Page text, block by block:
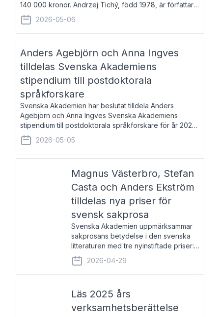
140 000 kronor. Andrzej Tichý, född 1978, är författare
och kulturskribent. Han debuterade 2005 med den
lovordade romanen Sex liter l
2026-05-06
Anders Agebjörn och Anna Ingves
tilldelas Svenska Akademiens
stipendium till postdoktorala
språkforskare
Svenska Akademien har beslutat tilldela Anders
Agebjörn och Anna Ingves Svenska Akademiens
stipendium till postdoktorala språkforskare för år 2026.
Stipendiebeloppet är 75 000 kronor per mottagare.
Anders Agebjörn, född 1984, är universitet
2026-05-05
Magnus Västerbro, Stefan
Casta och Anders Ekström
tilldelas nya priser för
svensk sakprosa
Svenska Akademien uppmärksammar
sakprosans betydelse i den svenska
litteraturen med tre nyinstiftade priser:
Svenska Akademiens pris till
framstående författare av svensk
sakprosa som i år går till Magnus
2026-04-29
Läs 2025 års
verksamhetsberättelse